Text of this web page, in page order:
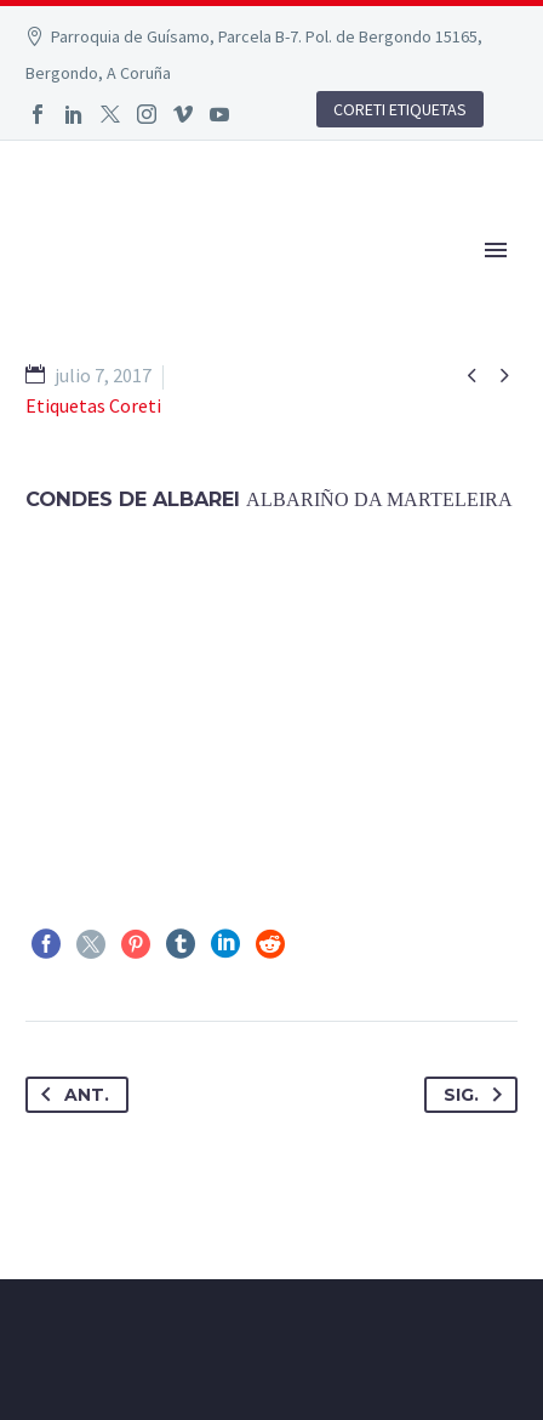
Parroquia de Guísamo, Parcela B-7. Pol. de Bergondo 15165,
Bergondo, A Coruña
CORETI ETIQUETAS
 
julio 7, 2017
Etiquetas Coreti
CONDES DE ALBAREI ALBARIÑO DA MARTELEIRA
ANT. SIG.